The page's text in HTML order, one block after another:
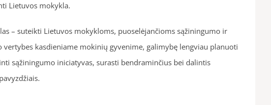
Lietuvos mokykla.
– suteikti Lietuvos mokykloms, puoselėjančioms sąžiningumo ir
vertybes kasdieniame mokinių gyvenime, galimybę lengviau planuoti
sąžiningumo iniciatyvas, surasti bendraminčius bei dalintis